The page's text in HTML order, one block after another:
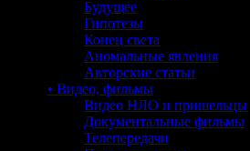
Будущее
Гипотезы
Конец света
Аномальные явления
Авторские статьи
• Видео, фильмы
Видео НЛО и пришельцы
Документальные фильмы
Телепередачи